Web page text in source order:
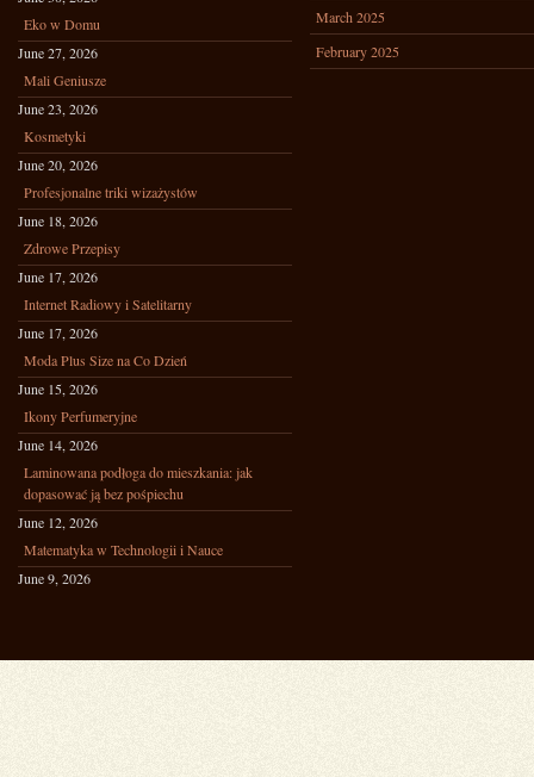
Eko w Domu
June 27, 2026
Mali Geniusze
June 23, 2026
Kosmetyki
June 20, 2026
Profesjonalne triki wizażystów
June 18, 2026
Zdrowe Przepisy
June 17, 2026
Internet Radiowy i Satelitarny
June 17, 2026
Moda Plus Size na Co Dzień
June 15, 2026
Ikony Perfumeryjne
June 14, 2026
Laminowana podłoga do mieszkania: jak
dopasować ją bez pośpiechu
June 12, 2026
Matematyka w Technologii i Nauce
June 9, 2026
March 2025
February 2025